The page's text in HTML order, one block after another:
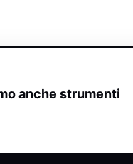
anche strumenti